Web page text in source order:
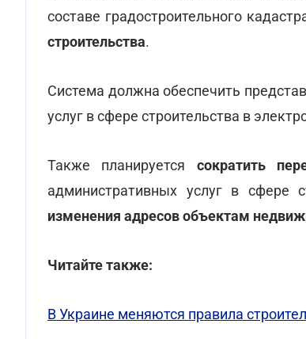
составе градостроительного
строительства.
Система должна обеспечить
услуг в сфере строительства в
Также планируется сократить
административных услуг в сфере
изменения адресов объектам
Читайте также:
В Украине меняются правила